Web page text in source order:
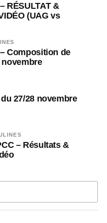
RÉSULTAT &
(UAG vs
Composition de
novembre
27/28 novembre
– Résultats &